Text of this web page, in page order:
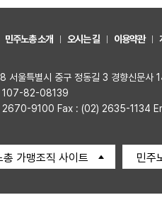
민주노총 소개 오시는 길 이용약관
서울특별시 중구 정동길 3 경향신문사
107-82-08139
2670-9100 Fax : (02) 2635-1134
총 가맹조직 사이트 민주